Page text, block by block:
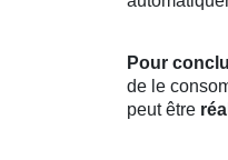
Pour
de le
peut être